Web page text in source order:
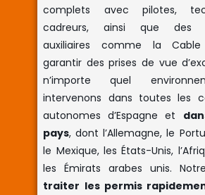
complets avec pilotes,
cadreurs, ainsi que des
auxiliaires comme la
garantir des prises de vue
n’importe quel
intervenons dans toutes les
autonomes d’Espagne et
pays, dont l’Allemagne, le
le Mexique, les États-Unis,
les Émirats arabes unis.
traiter les permis